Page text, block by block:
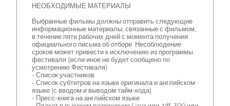
НЕОБХОДИМЫЕ МАТЕРИАЛЫ
Выбранные фильмы должны отправить следующие
информационные материалы, связанные с фильмом,
в течение пяти рабочих дней с момента получения
официального письма об отборе. Несоблюдение
сроков может привести к исключению из программы
фестиваля (если иное не будет сообщено по
усмотрению Фестиваля):
- Список участников
- Список субтитров на языке оригинала и английском
языке (с вводом и выводом тайм-кода)
- Пресс-книга на английском языке